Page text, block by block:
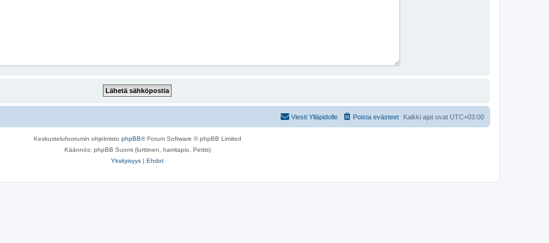
Kaikki ajat ovat UTC+03:00
Poista evästeet
Viesti Ylläpidolle
Keskustelufoorumin ohjelmisto phpBB® Forum Software © phpBB Limited
Käännös: phpBB Suomi (lurttinen, harritapio, Pettis)
Yksityisyys | Ehdot